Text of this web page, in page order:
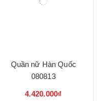
Quần nữ Hàn Quốc
080813
4.420.000₫